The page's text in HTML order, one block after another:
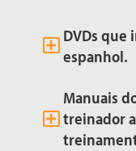
DVDs que
espanhol.
Manuais
treinador